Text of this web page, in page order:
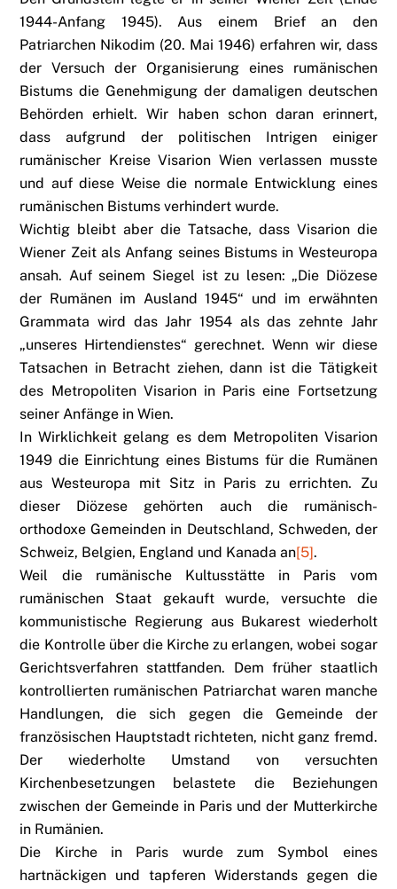
1944-Anfang 1945). Aus einem Brief an den
Patriarchen Nikodim (20. Mai 1946) erfahren wir, dass
der Versuch der Organisierung eines rumänischen
Bistums die Genehmigung der damaligen deutschen
Behörden erhielt. Wir haben schon daran erinnert,
dass aufgrund der politischen Intrigen einiger
rumänischer Kreise Visarion Wien verlassen musste
und auf diese Weise die normale Entwicklung eines
rumänischen Bistums verhindert wurde.
Wichtig bleibt aber die Tatsache, dass Visarion die
Wiener Zeit als Anfang seines Bistums in Westeuropa
ansah. Auf seinem Siegel ist zu lesen: „Die Diözese
der Rumänen im Ausland 1945“ und im erwähnten
Grammata wird das Jahr 1954 als das zehnte Jahr
„unseres Hirtendienstes“ gerechnet. Wenn wir diese
Tatsachen in Betracht ziehen, dann ist die Tätigkeit
des Metropoliten Visarion in Paris eine Fortsetzung
seiner Anfänge in Wien.
In Wirklichkeit gelang es dem Metropoliten Visarion
1949 die Einrichtung eines Bistums für die Rumänen
aus Westeuropa mit Sitz in Paris zu errichten. Zu
dieser Diözese gehörten auch die rumänisch-
orthodoxe Gemeinden in Deutschland, Schweden, der
Schweiz, Belgien, England und Kanada an[5].
Weil die rumänische Kultusstätte in Paris vom
rumänischen Staat gekauft wurde, versuchte die
kommunistische Regierung aus Bukarest wiederholt
die Kontrolle über die Kirche zu erlangen, wobei sogar
Gerichtsverfahren stattfanden. Dem früher staatlich
kontrollierten rumänischen Patriarchat waren manche
Handlungen, die sich gegen die Gemeinde der
französischen Hauptstadt richteten, nicht ganz fremd.
Der wiederholte Umstand von versuchten
Kirchenbesetzungen belastete die Beziehungen
zwischen der Gemeinde in Paris und der Mutterkirche
in Rumänien.
Die Kirche in Paris wurde zum Symbol eines
hartnäckigen und tapferen Widerstands gegen die